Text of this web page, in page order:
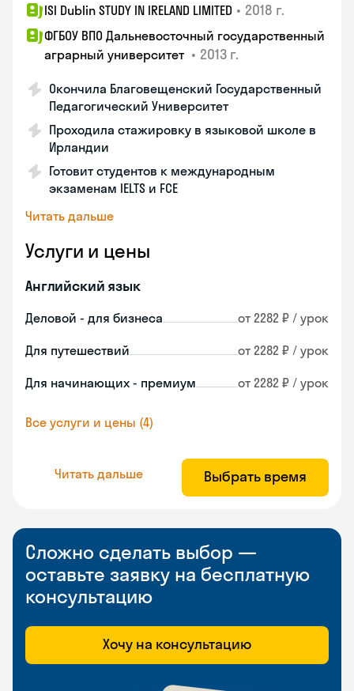
ISI Dublin STUDY IN IRELAND LIMITED • 2018 г.
ФГБОУ ВПО Дальневосточный государственный
аграрный университет • 2013 г.
Окончила Благовещенский Государственный
Педагогический Университет
Проходила стажировку в языковой школе в
Ирландии
Готовит студентов к международным
экзаменам IELTS и FCE
Читать дальше
Услуги и цены
Английский язык
Деловой - для бизнеса от 2282 ₽ / урок
Для путешествий от 2282 ₽ / урок
Для начинающих - премиум от 2282 ₽ / урок
Все услуги и цены (4)
Читать дальше Выбрать время
Сложно сделать выбор —
оставьте заявку на бесплатную
консультацию
Хочу на консультацию